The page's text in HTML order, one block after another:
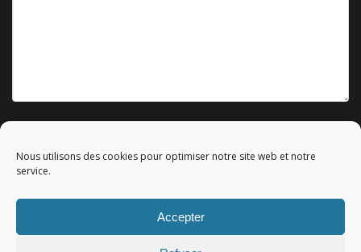
Nous utilisons des cookies pour optimiser notre site web et notre
service.
Accepter